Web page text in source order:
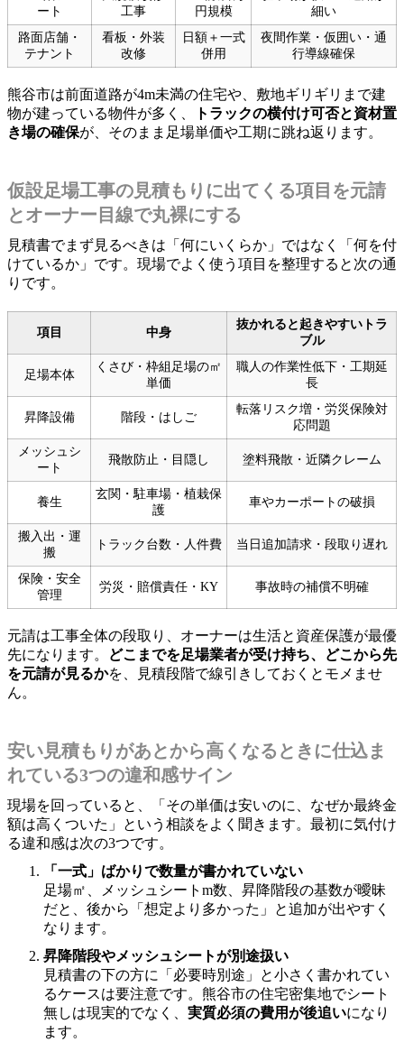
ート
工事
円規模
細い
路面店舗・
テナント
看板・外装
改修
日額＋一式
併用
夜間作業・仮囲い・通
行導線確保
熊谷市は前面道路が4m未満の住宅や、敷地ギリギリまで建
物が建っている物件が多く、
トラックの横付け可否と資材置
き場の確保が、そのまま足場単価や工期に跳ね返ります。
仮設足場工事の見積もりに出てくる項目を元請
とオーナー目線で丸裸にする
見積書でまず見るべきは「何にいくらか」ではなく「何を付
けているか」です。現場でよく使う項目を整理すると次の通
りです。
項目 中身
抜かれると起きやすいトラ
ブル
足場本体
くさび・枠組足場の㎡
単価
職人の作業性低下・工期延
長
昇降設備 階段・はしご
転落リスク増・労災保険対
応問題
メッシュシ
ート
飛散防止・目隠し 塗料飛散・近隣クレーム
養生
玄関・駐車場・植栽保
護
車やカーポートの破損
搬入出・運
搬
トラック台数・人件費 当日追加請求・段取り遅れ
保険・安全
管理
労災・賠償責任・KY 事故時の補償不明確
元請は工事全体の段取り、オーナーは生活と資産保護が最優
先になります。
どこまでを足場業者が受け持ち、どこから先
を元請が見るかを、見積段階で線引きしておくとモメませ
ん。
安い見積もりがあとから高くなるときに仕込ま
れている3つの違和感サイン
現場を回っていると、「その単価は安いのに、なぜか最終金
額は高くついた」という相談をよく聞きます。最初に気付け
る違和感は次の3つです。
「一式」ばかりで数量が書かれていない
足場㎡、メッシュシートm数、昇降階段の基数が曖昧
だと、後から「想定より多かった」と追加が出やすく
なります。
昇降階段やメッシュシートが別途扱い
見積書の下の方に「必要時別途」と小さく書かれてい
るケースは要注意です。熊谷市の住宅密集地でシート
無しは現実的でなく、 実質必須の費用が後追いになり
ます。